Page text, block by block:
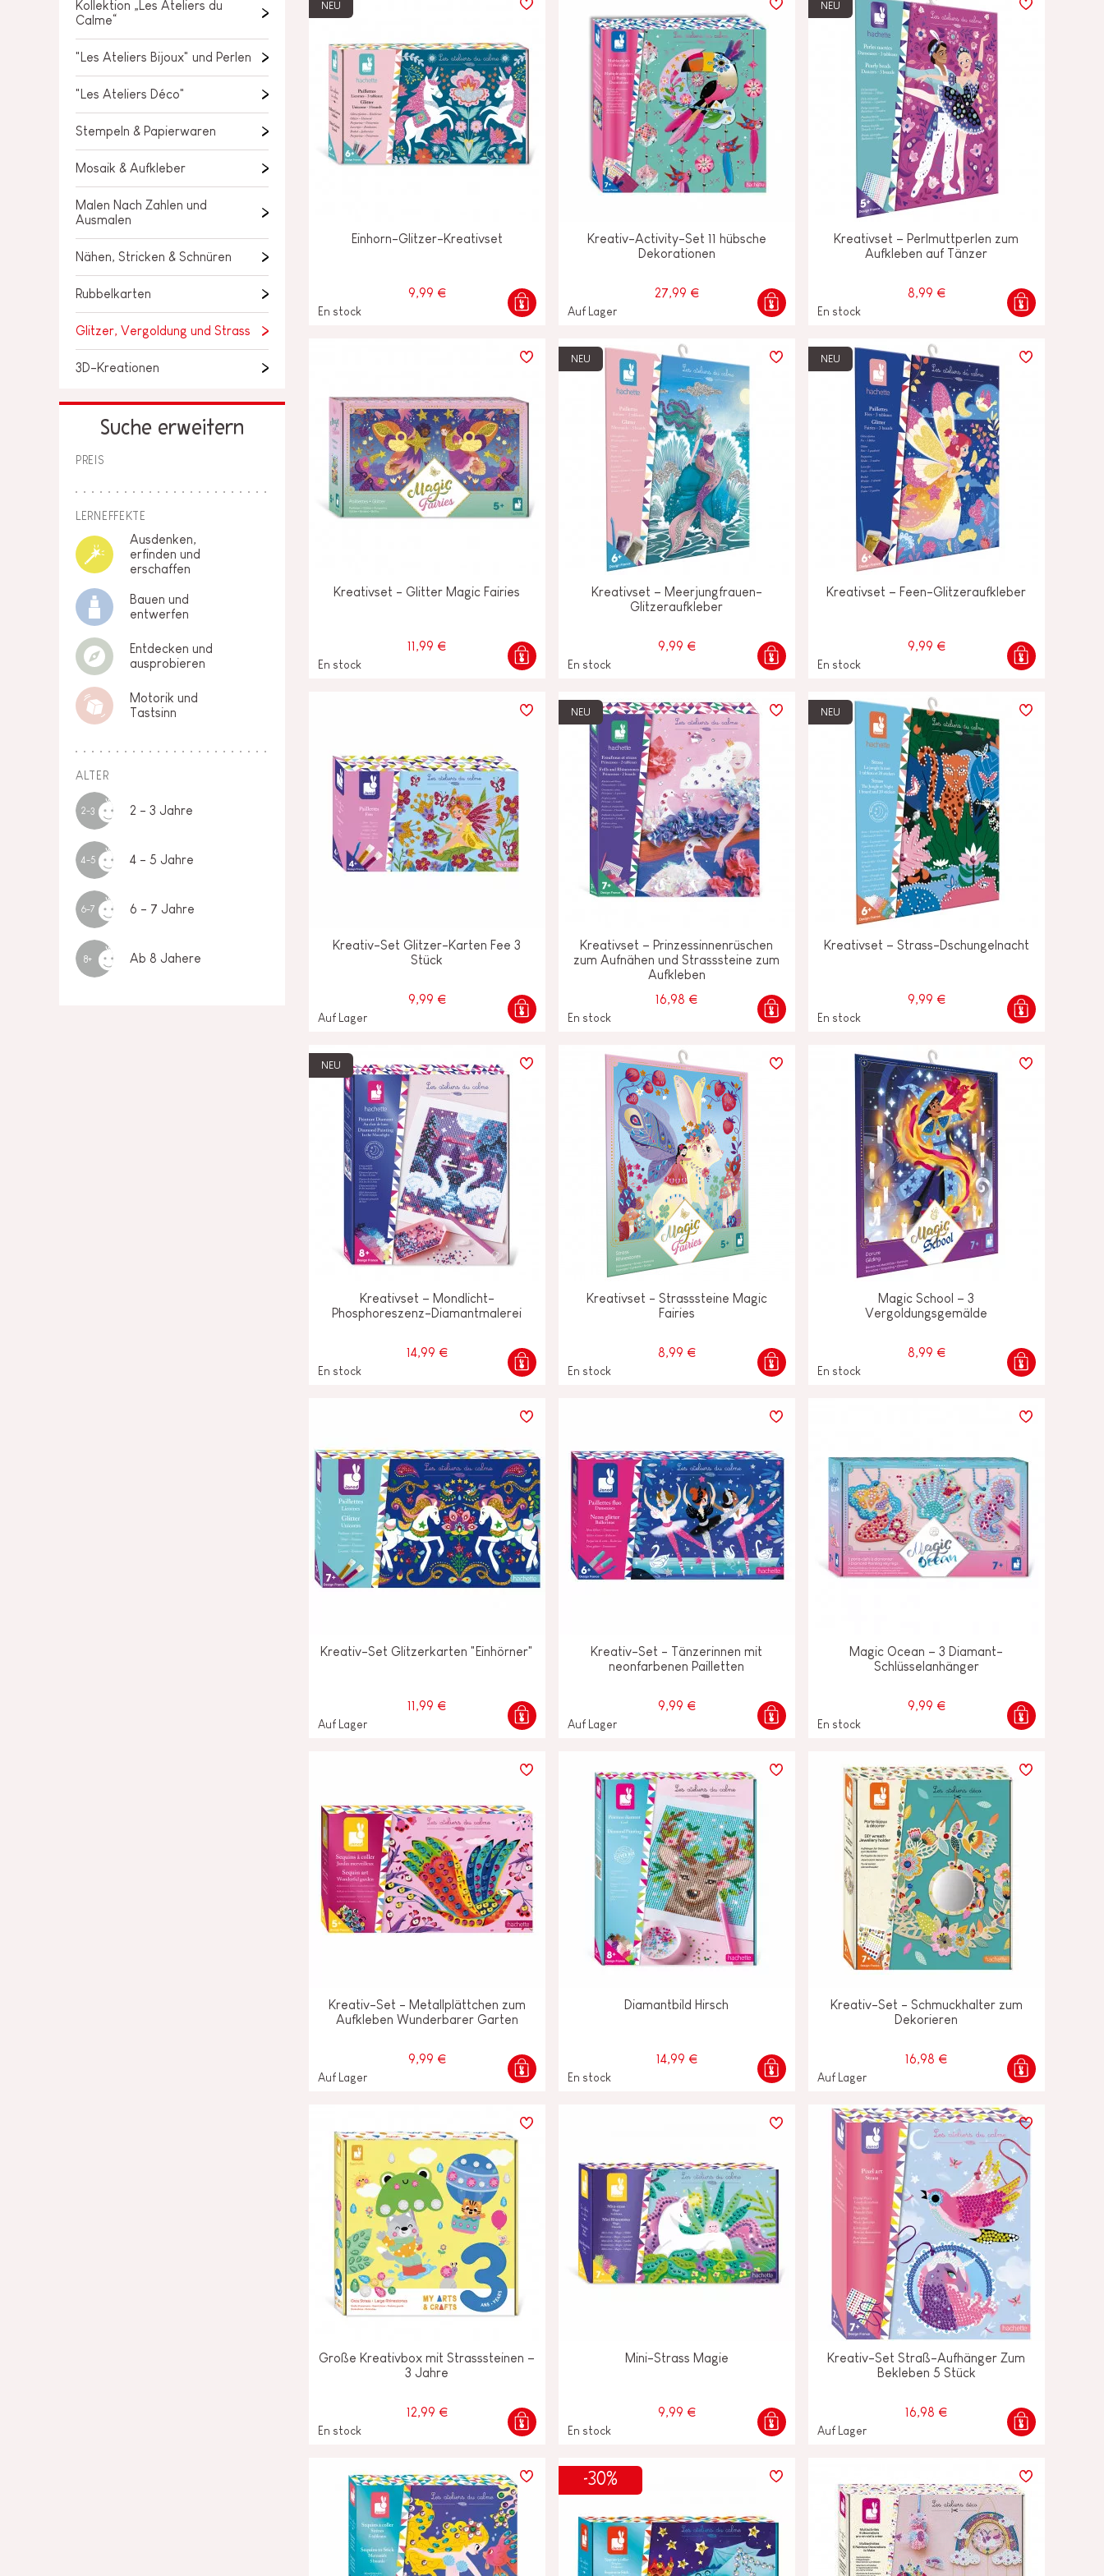
KLEINKINDSPIELZEUG
ROLLENSPIEL
OUTDOOR
DEKORATIONEN
IM ANGEBOT
LOSE STÜCKE
Kollektion „Les Ateliers du
Calme“
"Les Ateliers Bijoux" und Perlen
"Les Ateliers Déco"
Stempeln & Papierwaren
Mosaik & Aufkleber
Malen Nach Zahlen und
Ausmalen
Nähen, Stricken & Schnüren
Rubbelkarten
Glitzer, Vergoldung und Strass
3D-Kreationen
Suche erweitern
PREIS
LERNEFFEKTE
Ausdenken,
erfinden und
erschaffen
Bauen und
entwerfen
Entdecken und
ausprobieren
Motorik und
Tastsinn
ALTER
2-3 2 - 3 Jahre
4-5 4 - 5 Jahre
6-7 6 - 7 Jahre
8+ Ab 8 Jahere
NEU
Einhorn-Glitzer-Kreativset
9,99 €
En stock
Kreativ-Activity-Set 11 hübsche
Dekorationen
27,99 €
Auf Lager
NEU
Kreativset – Perlmuttperlen zum
Aufkleben auf Tänzer
8,99 €
En stock
Kreativset - Glitter Magic Fairies
11,99 €
En stock
NEU
Kreativset – Meerjungfrauen-
Glitzeraufkleber
9,99 €
En stock
NEU
Kreativset – Feen-Glitzeraufkleber
9,99 €
En stock
Kreativ-Set Glitzer-Karten Fee 3
Stück
9,99 €
Auf Lager
NEU
Kreativset – Prinzessinnenrüschen
zum Aufnähen und Strasssteine zum
Aufkleben
16,98 €
En stock
NEU
Kreativset – Strass-Dschungelnacht
9,99 €
En stock
NEU
Kreativset – Mondlicht-
Phosphoreszenz-Diamantmalerei
14,99 €
En stock
Kreativset - Strasssteine Magic
Fairies
8,99 €
En stock
Magic School – 3
Vergoldungsgemälde
8,99 €
En stock
Kreativ-Set Glitzerkarten "Einhörner"
11,99 €
Auf Lager
Kreativ-Set - Tänzerinnen mit
neonfarbenen Pailletten
9,99 €
Auf Lager
Magic Ocean – 3 Diamant-
Schlüsselanhänger
9,99 €
En stock
Kreativ-Set - Metallplättchen zum
Aufkleben Wunderbarer Garten
9,99 €
Auf Lager
Diamantbild Hirsch
14,99 €
En stock
Kreativ-Set - Schmuckhalter zum
Dekorieren
16,98 €
Auf Lager
Große Kreativbox mit Strasssteinen –
3 Jahre
12,99 €
En stock
Mini-Strass Magie
9,99 €
En stock
Kreativ-Set Straß-Aufhänger Zum
Bekleben 5 Stück
16,98 €
Auf Lager
-30%